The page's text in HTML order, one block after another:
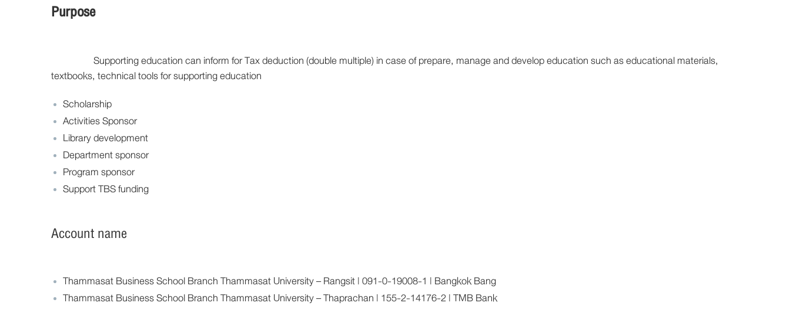
Purpose
Supporting education can inform for Tax deduction (double multiple) in case of prepare, manage and develop education such as educational materials,
textbooks, technical tools for supporting education
Scholarship
Activities Sponsor
Library development
Department sponsor
Program sponsor
Support TBS funding
Account name
Thammasat Business School Branch Thammasat University – Rangsit | 091-0-19008-1 | Bangkok Bang
Thammasat Business School Branch Thammasat University – Thaprachan | 155-2-14176-2 | TMB Bank